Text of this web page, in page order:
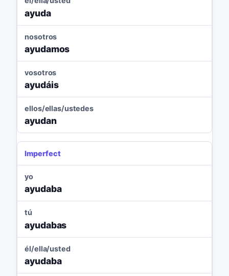
ayuda
nosotros
ayudamos
vosotros
ayudáis
ellos/ellas/ustedes
ayudan
Imperfect
yo
ayudaba
tú
ayudabas
él/ella/usted
ayudaba